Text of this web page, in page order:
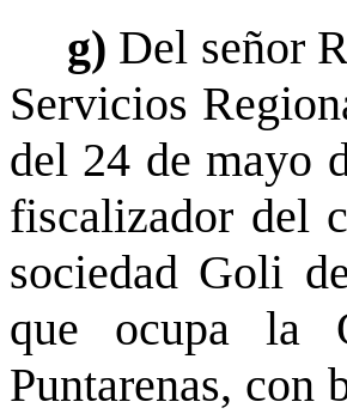
g) Del señor
Servicios
del 24 de mayo
fiscalizador del
sociedad Goli
que ocupa la
Puntarenas, con